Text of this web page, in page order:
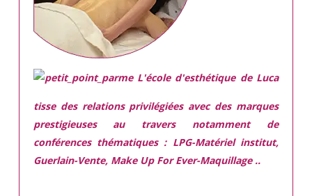
L'école d'esthétique de Luca
tisse des relations privilégiées avec des marques
prestigieuses au travers notamment de
conférences thématiques : LPG-Matériel institut,
Guerlain-Vente, Make Up For Ever-Maquillage ..